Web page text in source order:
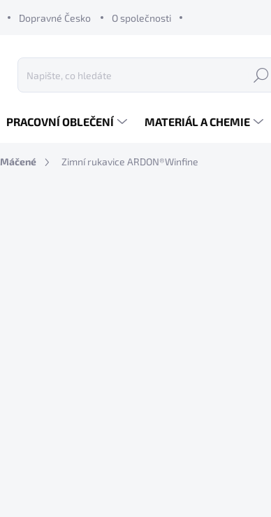
Dopravné Česko O společnosti
Hledat
PRACOVNÍ OBLEČENÍ MATERIÁL A CHEMIE
Máčené Zimní rukavice ARDON®Winfine